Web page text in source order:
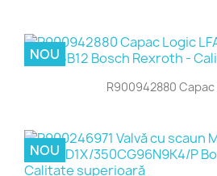
R900942880 Capac
NOU
NOU